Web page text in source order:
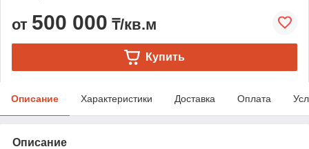
от 500 000 ₸/кв.м
Купить
Описание Характеристики Доставка Оплата
Описание